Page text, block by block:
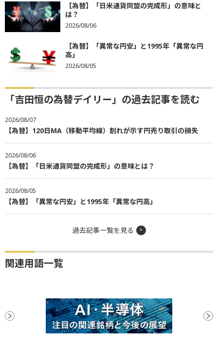
【為替】「日米通貨同盟の完成形」の意味と
は？
2026/08/06
【為替】「異常な円安」と1995年「異常な円
高」
2026/08/05
「吉田恒の為替デイリー」の過去記事を読む
2026/08/07
【為替】120日MA（移動平均線）割れが示す円売り取引の損失
2026/08/06
【為替】「日米通貨同盟の完成形」の意味とは？
2026/08/05
【為替】「異常な円安」と1995年「異常な円高」
過去記事一覧を見る
関連用語一覧